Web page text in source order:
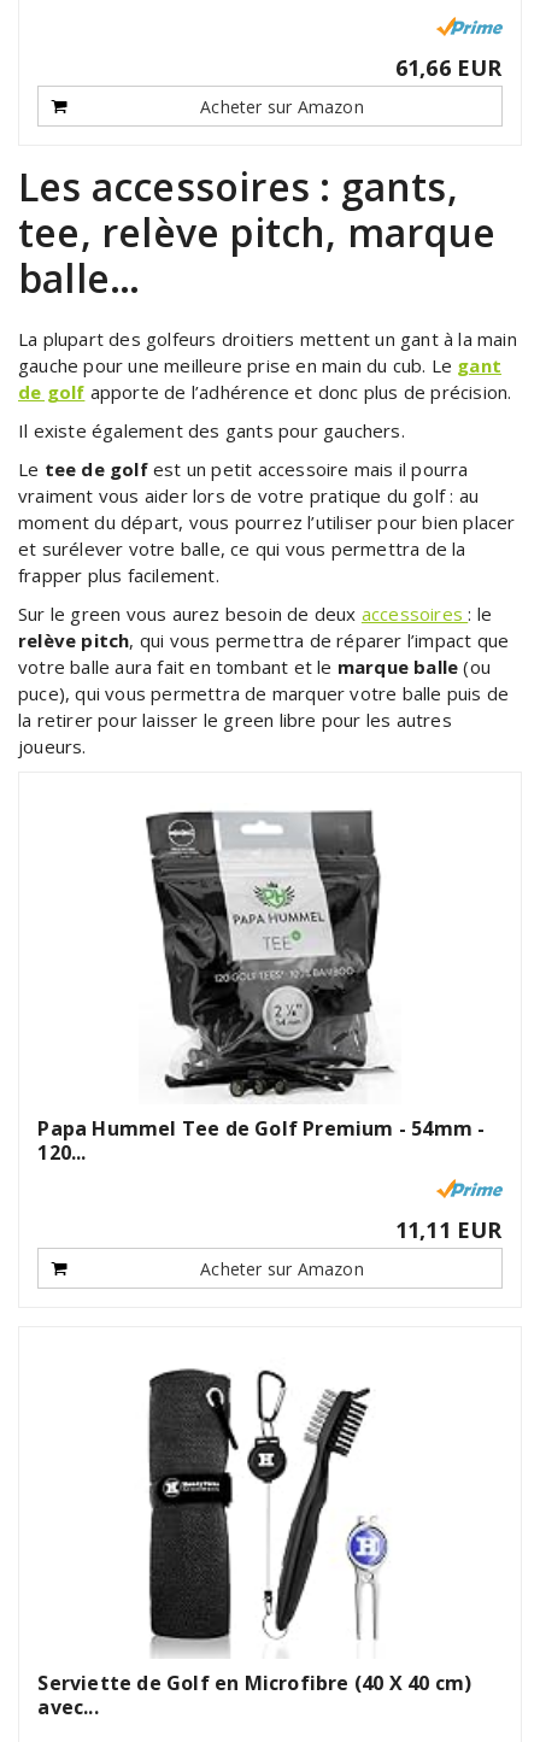
61,66 EUR
Acheter sur Amazon
Les accessoires : gants,
tee, relève pitch, marque
balle…
La plupart des golfeurs droitiers mettent un gant à la main
gauche pour une meilleure prise en main du cub. Le gant
de golf apporte de l’adhérence et donc plus de précision.
Il existe également des gants pour gauchers.
Le tee de golfest un petit accessoire mais il pourra
vraiment vous aider lors de votre pratique du golf : au
moment du départ, vous pourrez l’utiliser pour bien placer
et surélever votre balle, ce qui vous permettra de la
frapper plus facilement.
Sur le green vous aurez besoin de deux accessoires: le
relève pitch, qui vous permettra de réparer l’impact que
votre balle aura fait en tombant et le marque balle (ou
puce), qui vous permettra de marquer votre balle puis de
la retirer pour laisser le green libre pour les autres
joueurs.
Papa Hummel Tee de Golf Premium - 54mm -
120...
11,11 EUR
Acheter sur Amazon
Serviette de Golf en Microfibre (40 X 40 cm)
avec...